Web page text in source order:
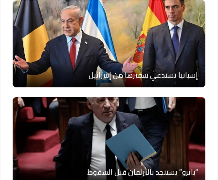
إسبانيا تستدعي سفيرها من إسرائيل
“بايرو” يستنجد بالبرلمان قبل السقوط